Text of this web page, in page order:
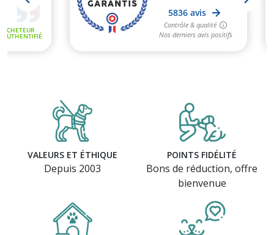
VALEURS ET ÉTHIQUE
Depuis 2003
POINTS FIDÉLITÉ
Bons de réduction, offre
bienvenue